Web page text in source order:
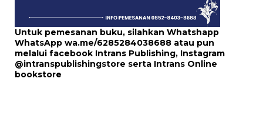
Untuk pemesanan buku, silahkan Whatshapp
WhatsApp wa.me/6285284038688 atau pun
melalui facebook Intrans Publishing, Instagram
@intranspublishingstore serta Intrans Online
bookstore